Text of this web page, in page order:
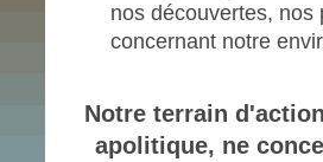
nos découvertes, nos
concernant notre
Notre terrain
apolitique, ne